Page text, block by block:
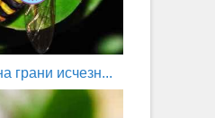
грани исчезн...